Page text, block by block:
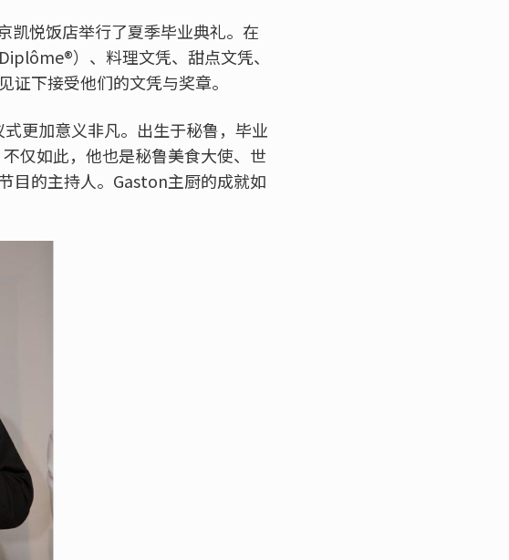
凯悦饭店举行了夏季毕业典礼。在
）、料理文凭、甜点文凭、
下接受他们的文凭与奖章。
更加意义非凡。出生于秘鲁，毕业
仅如此，他也是秘鲁美食大使、世
目的主持人。Gaston主厨的成就如